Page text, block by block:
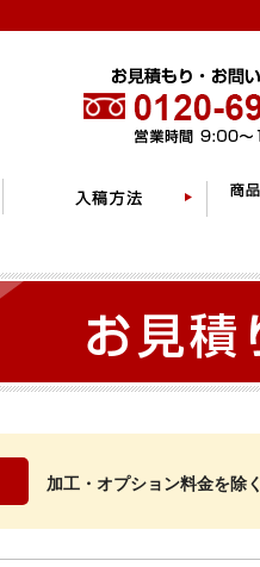
加工・オプション料金を除く